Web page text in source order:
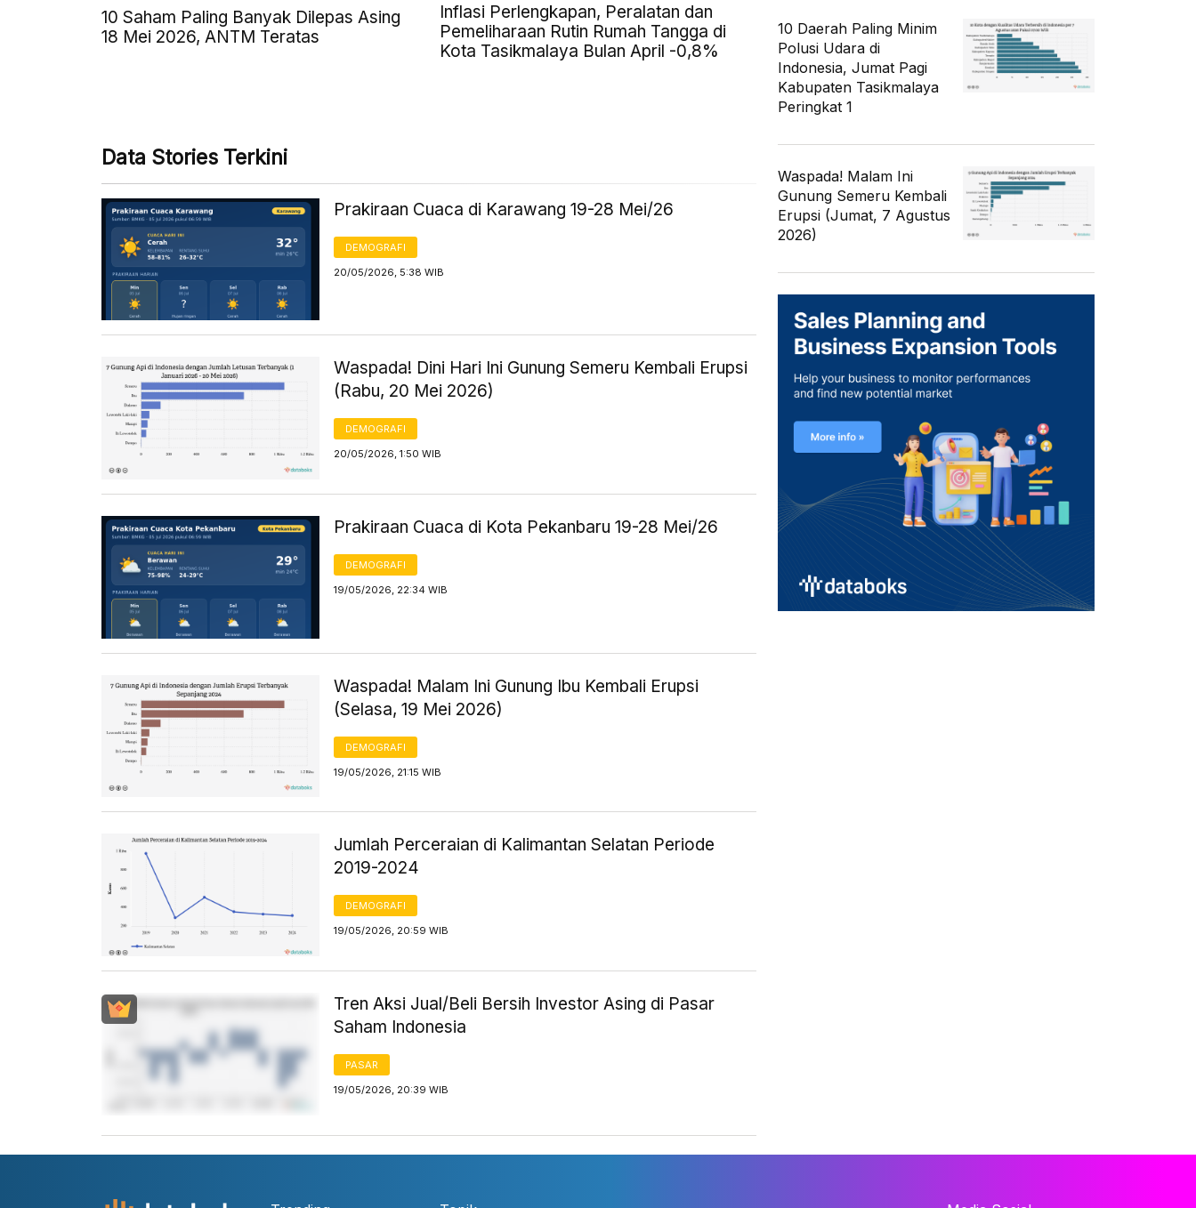
10 Saham Paling Banyak Dilepas Asing
18 Mei 2026, ANTM Teratas
Inflasi Perlengkapan, Peralatan dan
Pemeliharaan Rutin Rumah Tangga di
Kota Tasikmalaya Bulan April -0,8%
Data Stories Terkini
Prakiraan Cuaca di Karawang 19-28 Mei/26
DEMOGRAFI
20/05/2026, 5:38 WIB
Waspada! Dini Hari Ini Gunung Semeru Kembali Erupsi
(Rabu, 20 Mei 2026)
DEMOGRAFI
20/05/2026, 1:50 WIB
Prakiraan Cuaca di Kota Pekanbaru 19-28 Mei/26
DEMOGRAFI
19/05/2026, 22:34 WIB
Waspada! Malam Ini Gunung Ibu Kembali Erupsi
(Selasa, 19 Mei 2026)
DEMOGRAFI
19/05/2026, 21:15 WIB
Jumlah Perceraian di Kalimantan Selatan Periode
2019-2024
DEMOGRAFI
19/05/2026, 20:59 WIB
Tren Aksi Jual/Beli Bersih Investor Asing di Pasar
Saham Indonesia
PASAR
19/05/2026, 20:39 WIB
10 Daerah Paling Minim
Polusi Udara di
Indonesia, Jumat Pagi
Kabupaten Tasikmalaya
Peringkat 1
Waspada! Malam Ini
Gunung Semeru Kembali
Erupsi (Jumat, 7 Agustus
2026)